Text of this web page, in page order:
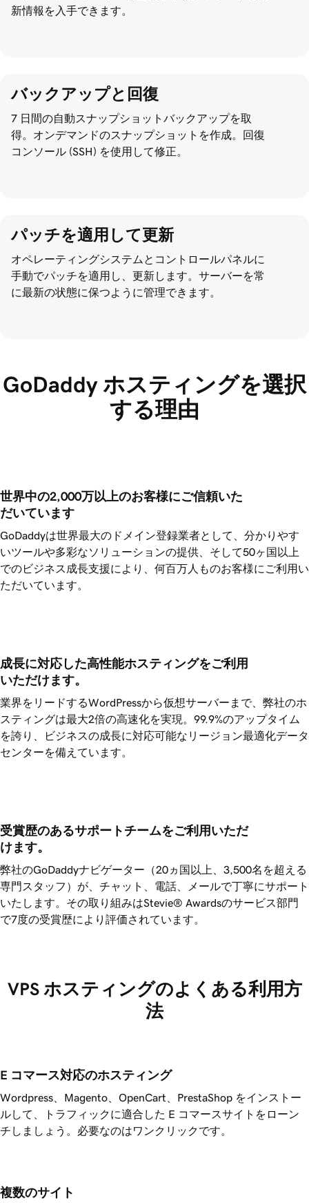
新情報を入手できます。
バックアップと回復
7 日間の自動スナップショットバックアップを取
得。オンデマンドのスナップショットを作成。回復
コンソール (SSH) を使用して修正。
パッチを適用して更新
オペレーティングシステムとコントロールパネルに
手動でパッチを適用し、更新します。サーバーを常
に最新の状態に保つように管理できます。
GoDaddy ホスティングを選択
する理由
世界中の2,000万以上のお客様にご信頼いた
だいています
GoDaddyは世界最大のドメイン登録業者として、分かりやす
いツールや多彩なソリューションの提供、そして50ヶ国以上
でのビジネス成長支援により、何百万人ものお客様にご利用い
ただいています。
成長に対応した高性能ホスティングをご利用
いただけます。
業界をリードするWordPressから仮想サーバーまで、弊社のホ
スティングは最大2倍の高速化を実現。 99.9%のアップタイム
を誇り、ビジネスの成長に対応可能なリージョン最適化データ
センターを備えています。
受賞歴のあるサポートチームをご利用いただ
けます。
弊社のGoDaddyナビゲーター（20ヵ国以上、3,500名を超える
専門スタッフ）が、チャット、電話、メールで丁寧にサポート
いたします。その取り組みはStevie® Awardsのサービス部門
で7度の受賞歴により評価されています。
VPS ホスティングのよくある利用方
法
E コマース対応のホスティング
Wordpress、Magento、OpenCart、PrestaShop をインストー
ルして、トラフィックに適合した E コマースサイトをローン
チしましょう。必要なのはワンクリックです。
複数のサイト